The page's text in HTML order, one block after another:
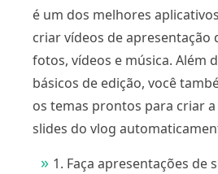
é um dos melhores
criar vídeos de apresentação
fotos, vídeos e música. Além
básicos de edição, você
os temas prontos para criar
slides do vlog
1. Faça apresentações de